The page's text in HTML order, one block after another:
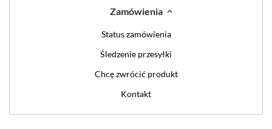
Zamówienia
Status zamówienia
Śledzenie przesyłki
Chcę zwrócić produkt
Kontakt